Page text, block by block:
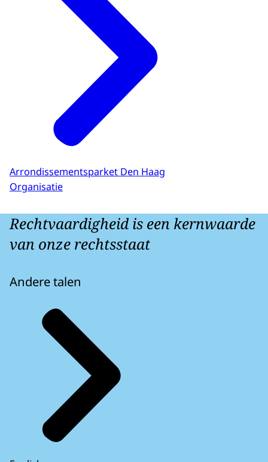
Arrondissementsparket Den Haag
Organisatie
Rechtvaardigheid is een kernwaarde
van onze rechtsstaat
Andere talen